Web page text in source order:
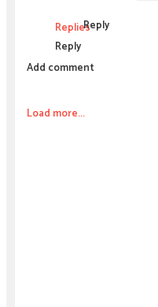
RepliesReply
Reply
Add comment
Load more...